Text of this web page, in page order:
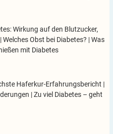
Wirkung auf den Blutzucker,
|Welches Obst bei Diabetes? |Was
mit Diabetes
Haferkur-Erfahrungsbericht |
|Zu viel Diabetes – geht